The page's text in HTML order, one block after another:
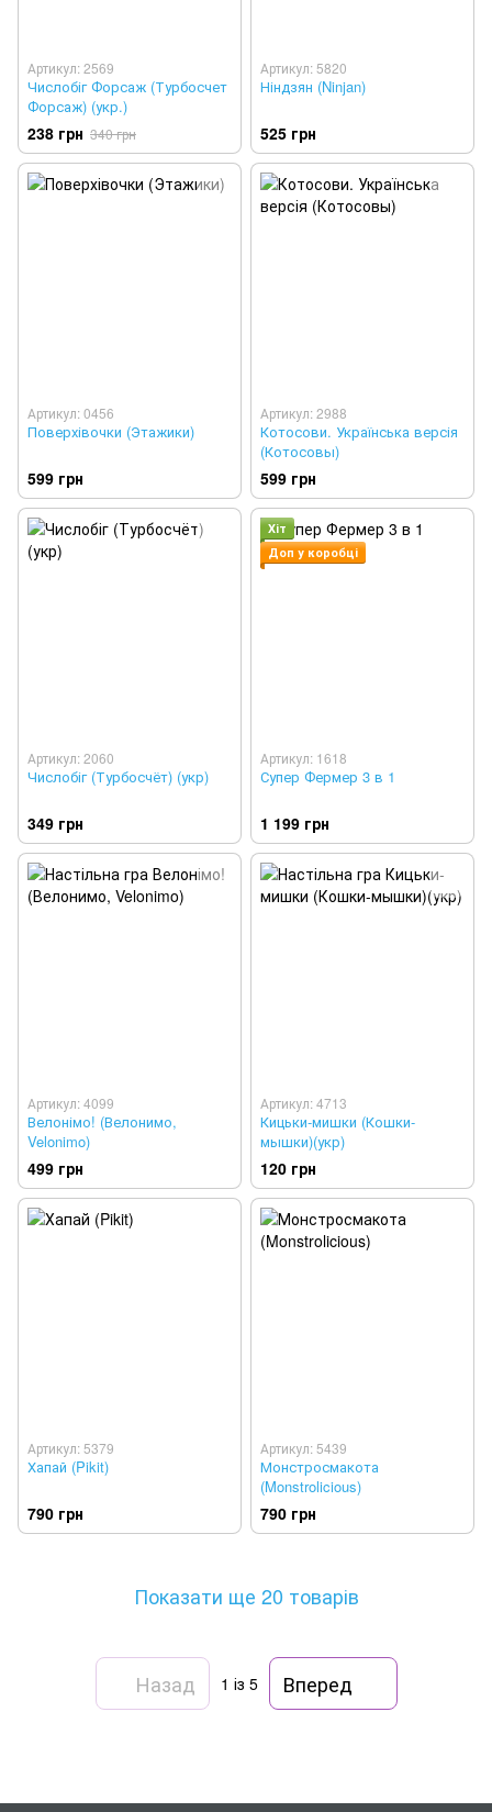
Артикул: 2569
Числобіг Форсаж (Турбосчет
Форсаж) (укр.)
238 грн 340 грн
Артикул: 5820
Ніндзян (Ninjan)
525 грн
Артикул: 0456
Поверхівочки (Этажики)
599 грн
Артикул: 2988
Котосови. Українська версія
(Котосовы)
599 грн
Артикул: 2060
Числобіг (Турбосчёт) (укр)
349 грн
Хіт
Доп у коробці
Артикул: 1618
Супер Фермер 3 в 1
1 199 грн
Артикул: 4099
Велонімо! (Велонимо,
Velonimo)
499 грн
Артикул: 4713
Кицьки-мишки (Кошки-
мышки)(укр)
120 грн
Артикул: 5379
Хапай (Pikit)
790 грн
Артикул: 5439
Монстросмакота
(Monstrolicious)
790 грн
Показати ще 20 товарів
Назад 1 із 5 Вперед